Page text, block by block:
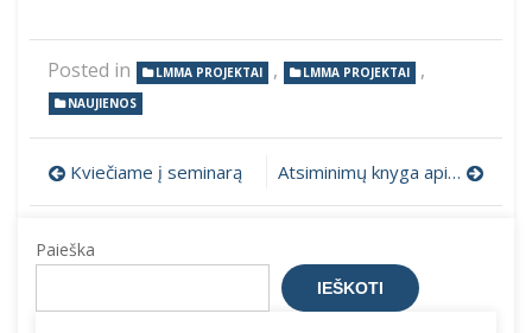
Posted in LMMA PROJEKTAI , LMMA PROJEKTAI ,
NAUJIENOS
Navigacija
tarp
įrašų
Kviečiame į seminarą Atsiminimų knyga apie Joną Kubilių
Paieška
IEŠKOTI